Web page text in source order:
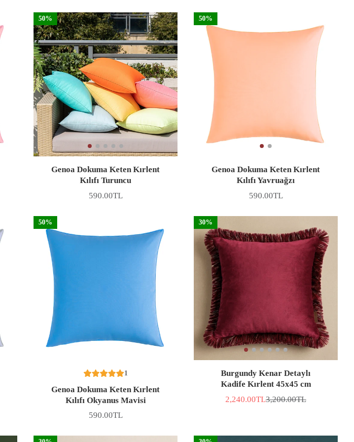
50%
Genoa Dokuma Keten Kırlent
Kılıfı Turuncu
Fiyat
590.00TL
50%
Genoa Dokuma Keten Kırlent
Kılıfı Yavruağzı
Fiyat
590.00TL
50%
1
Genoa Dokuma Keten Kırlent
Kılıfı Okyanus Mavisi
Fiyat
590.00TL
30%
Burgundy Kenar Detaylı
Kadife Kırlent 45x45 cm
İNDİRİMLİ
2,240.00TLNormal
3,200.00TL